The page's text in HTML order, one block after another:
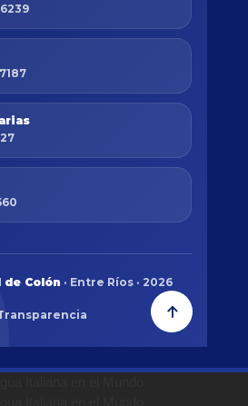
Colón · Entre Ríos · 2026